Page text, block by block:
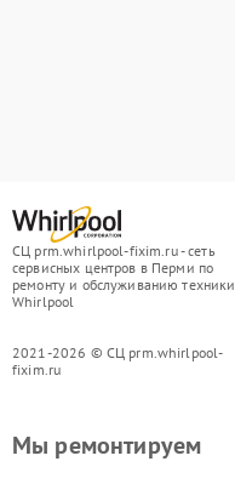
СЦ prm.whirlpool-fixim.ru - сеть
сервисных центров в Перми по
ремонту и обслуживанию техники
Whirlpool
2021-2026 © СЦ prm.whirlpool-
fixim.ru
Мы ремонтируем